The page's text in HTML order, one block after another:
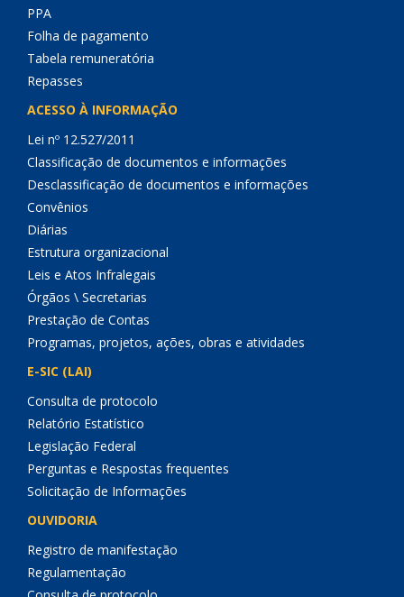
PPA
Folha de pagamento
Tabela remuneratória
Repasses
ACESSO À INFORMAÇÃO
Lei nº 12.527/2011
Classificação de documentos e informações
Desclassificação de documentos e informações
Convênios
Diárias
Estrutura organizacional
Leis e Atos Infralegais
Órgãos \ Secretarias
Prestação de Contas
Programas, projetos, ações, obras e atividades
E-SIC (LAI)
Consulta de protocolo
Relatório Estatístico
Legislação Federal
Perguntas e Respostas frequentes
Solicitação de Informações
OUVIDORIA
Registro de manifestação
Regulamentação